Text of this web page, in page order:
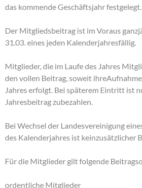
das kommende Geschäftsjahr festgelegt.
Der Mitgliedsbeitrag ist im Voraus
31.03. eines jeden Kalenderjahresfällig.
Mitglieder, die im Laufe des Jahres
den vollen Beitrag, soweit
Jahres erfolgt. Bei späterem Eintritt ist
Jahresbeitrag zubezahlen.
Bei Wechsel der Landesvereinigung
des Kalenderjahres ist keinzusätzlicher
Für die Mitglieder gilt folgende
ordentliche Mitglieder